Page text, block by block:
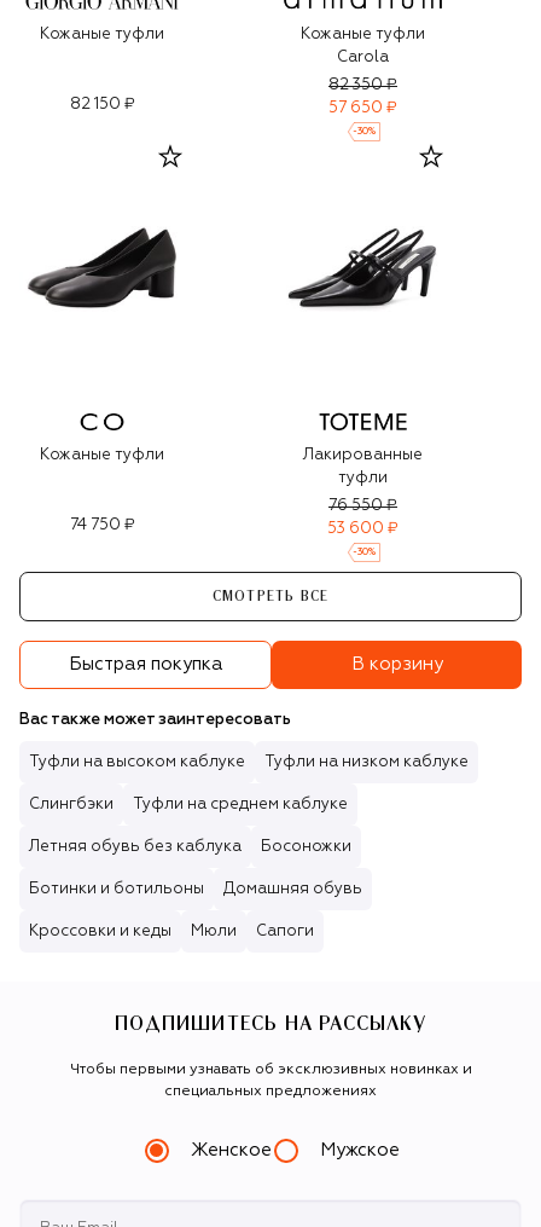
Кожаные туфли
82 150 ₽
Кожаные туфли
Carola
82 350 ₽
57 650 ₽
-30%
Кожаные туфли
74 750 ₽
Лакированные
туфли
76 550 ₽
53 600 ₽
-30%
СМОТРЕТЬ ВСЕ
Быстрая покупка В корзину
Вас также может заинтересовать
Туфли на высоком каблуке Туфли на низком каблуке
Слингбэки Туфли на среднем каблуке
Летняя обувь без каблука Босоножки
Ботинки и ботильоны Домашняя обувь
Кроссовки и кеды Мюли Сапоги
ПОДПИШИТЕСЬ НА РАССЫЛКУ
Чтобы первыми узнавать об эксклюзивных новинках и
специальных предложениях
Женское Мужское